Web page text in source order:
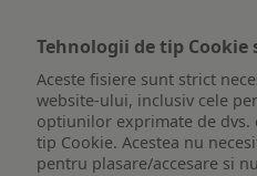
Tehnologii de tip Cookie
Aceste fisiere sunt strict
website-ului, inclusiv cele
optiunilor exprimate de
tip Cookie. Acestea nu
pentru plasare/accesare si